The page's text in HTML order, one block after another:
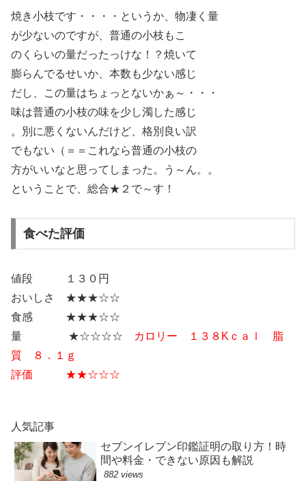
焼き小枝です・・・・というか、物凄く量
が少ないのですが、普通の小枝もこ
のくらいの量だったっけな！？焼いて
膨らんでるせいか、本数も少ない感じ
だし、この量はちょっとないかぁ～・・・
味は普通の小枝の味を少し濁した感じ
。別に悪くないんだけど、格別良い訳
でもない（＝＝これなら普通の小枝の
方がいいなと思ってしまった。う～ん。。
ということで、総合★２で～す！
食べた評価
値段 １３０円
おいしさ ★★★☆☆
食感 ★★★☆☆
量 ★☆☆☆☆
カロリー １３８Kｃａｌ 脂
質 ８．１ｇ
評価 ★★☆☆☆
人気記事
セブンイレブン印鑑証明の取り方！時
間や料金・できない原因も解説
882 views